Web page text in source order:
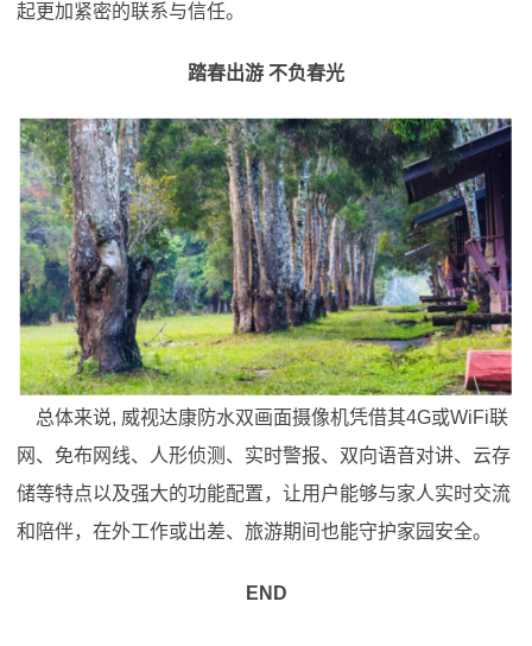
起更加紧密的联系与信任。
踏春出游 不负春光
总体来说, 威视达康防水双画面摄像机凭借其4G或WiFi联
网、免布网线、人形侦测、实时警报、双向语音对讲、云存
储等特点以及强大的功能配置，让用户能够与家人实时交流
和陪伴，在外工作或出差、旅游期间也能守护家园安全。
END